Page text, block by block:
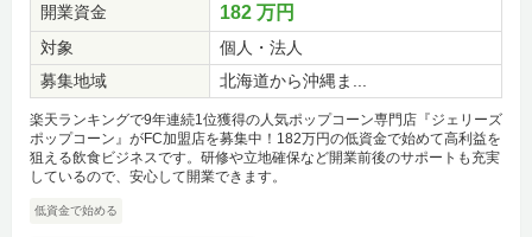
開業資金
182 万円
対象
個人・法人
募集地域
北海道から沖縄ま...
楽天ランキングで9年連続1位獲得の人気ポップコーン専門店『ジェリーズ
ポップコーン』がFC加盟店を募集中！182万円の低資金で始めて高利益を
狙える飲食ビジネスです。研修や立地確保など開業前後のサポートも充実
しているので、安心して開業できます。
低資金で始める